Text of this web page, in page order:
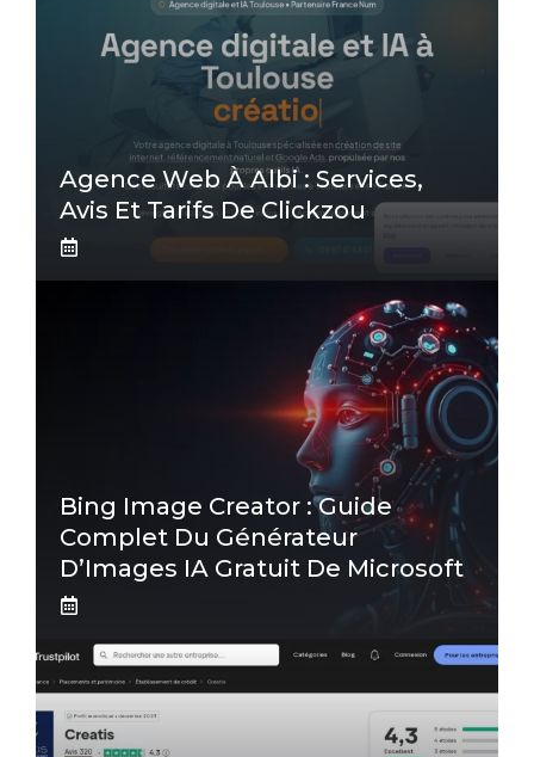
Agence Web À Albi : Services,
Avis Et Tarifs De Clickzou
Bing Image Creator : Guide
Complet Du Générateur
D’Images IA Gratuit De Microsoft